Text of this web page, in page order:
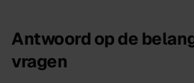
Antwoord op de
vragen